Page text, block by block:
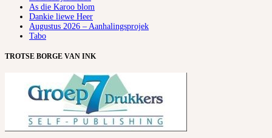
As die Karoo blom
Dankie liewe Heer
Augustus 2026 – Aanhalingsprojek
Tabo
TROTSE BORGE VAN INK